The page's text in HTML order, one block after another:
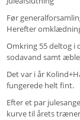
Før
Herefter
Omkring 55 deltog i
sodavand samt
Det var i år
fungerede helt fint.
Efter et par
kurve til årets